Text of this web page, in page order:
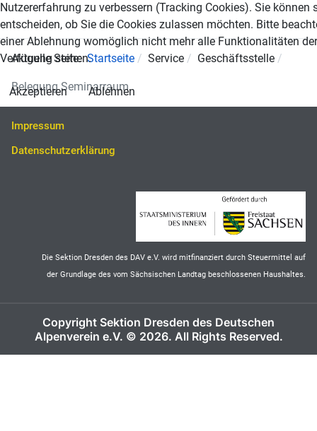
Aktuelle Seite:Startseite Service Geschäftsstelle
Belegung Seminarraum
Impressum
Datenschutzerklärung
Die Sektion Dresden des DAV e.V. wird mitfinanziert durch Steuermittel auf
der Grundlage des vom Sächsischen Landtag beschlossenen Haushaltes.
Copyright Sektion Dresden des Deutschen
Alpenverein e.V. © 2026. All Rights Reserved.
Nutzererfahrung zu verbessern (Tracking Cookies). Sie können
entscheiden, ob Sie die Cookies zulassen möchten. Bitte
einer Ablehnung womöglich nicht mehr alle Funktionalitäten
Verfügung stehen.
Akzeptieren Ablehnen